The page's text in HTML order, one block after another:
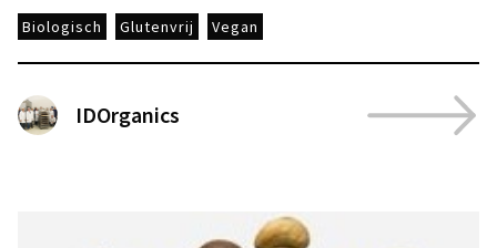
Biologisch Glutenvrij Vegan
IDOrganics